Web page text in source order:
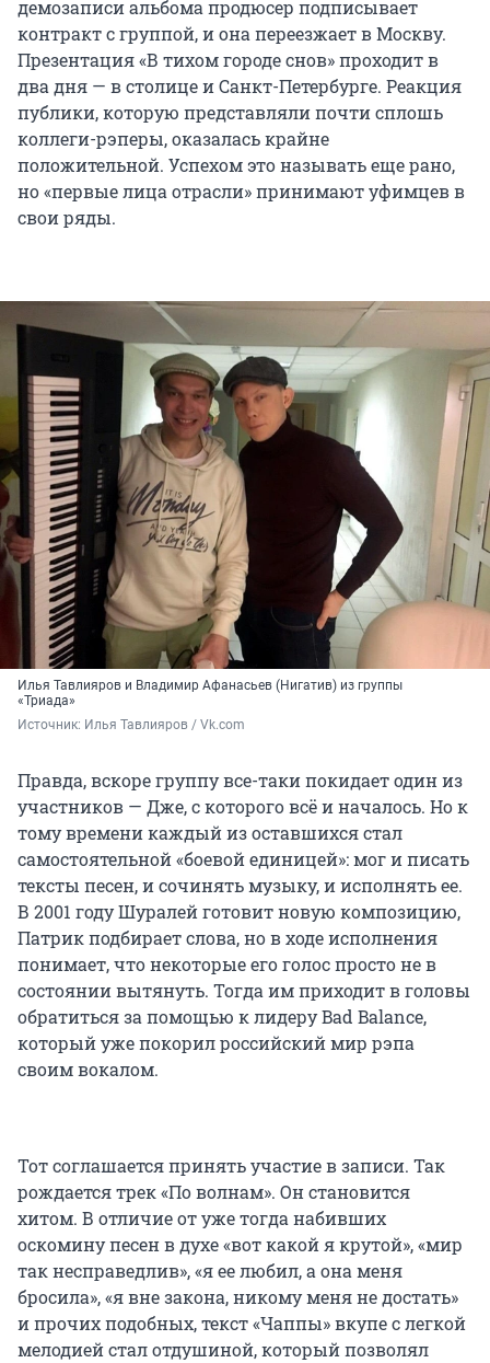
демозаписи альбома продюсер подписывает
контракт с группой, и она переезжает в Москву.
Презентация «В тихом городе снов» проходит в
два дня — в столице и Санкт-Петербурге. Реакция
публики, которую представляли почти сплошь
коллеги-рэперы, оказалась крайне
положительной. Успехом это называть еще рано,
но «первые лица отрасли» принимают уфимцев в
свои ряды.
Илья Тавлияров и Владимир Афанасьев (Нигатив) из группы
«Триада»
Источник: Илья Тавлияров / Vk.com
Правда, вскоре группу все-таки покидает один из
участников — Дже, с которого всё и началось. Но к
тому времени каждый из оставшихся стал
самостоятельной «боевой единицей»: мог и писать
тексты песен, и сочинять музыку, и исполнять ее.
В 2001 году Шуралей готовит новую композицию,
Патрик подбирает слова, но в ходе исполнения
понимает, что некоторые его голос просто не в
состоянии вытянуть. Тогда им приходит в головы
обратиться за помощью к лидеру Bad Balance,
который уже покорил российский мир рэпа
своим вокалом.
Тот соглашается принять участие в записи. Так
рождается трек «По волнам». Он становится
хитом. В отличие от уже тогда набивших
оскомину песен в духе «вот какой я крутой», «мир
так несправедлив», «я ее любил, а она меня
бросила», «я вне закона, никому меня не достать»
и прочих подобных, текст «Чаппы» вкупе с легкой
мелодией стал отдушиной, который позволял